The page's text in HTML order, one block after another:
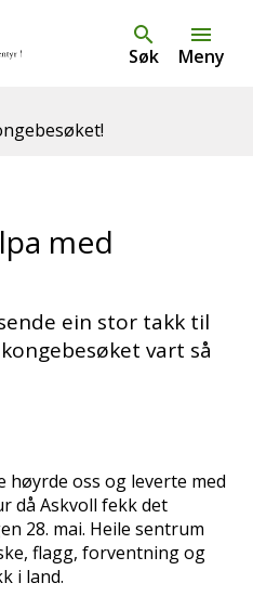
Søk Meny
med
ein stor takk til
vart så
høyrde oss og leverte med
då Askvoll fekk det
28. mai. Heile sentrum
flagg, forventning og
i land.